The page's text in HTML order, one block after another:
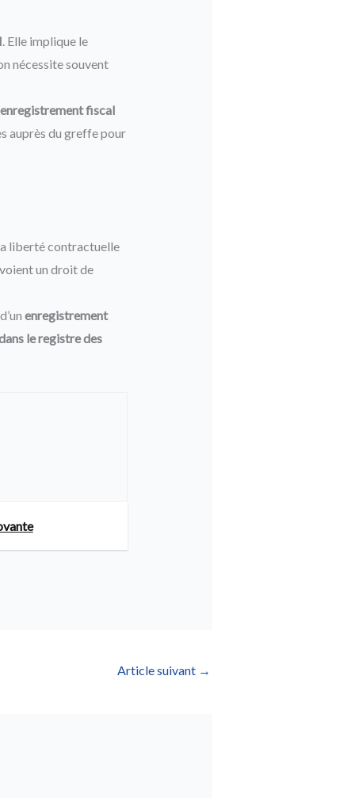
. Elle implique le
nécessite souvent
enregistrement fiscal
auprès du greffe pour
liberté contractuelle
un droit de
enregistrement
le registre des
Article suivant →